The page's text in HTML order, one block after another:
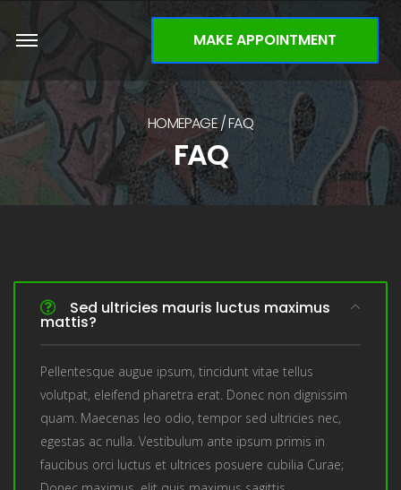
MAKE APPOINTMENT
HOMEPAGE FAQ
FAQ
Sed ultricies mauris luctus maximus
mattis?
Pellentesque augue ipsum, tincidunt vitae tellus
volutpat, eleifend pharetra erat. Donec non dignissim
quam. Maecenas leo odio, tempor sed ultricies nec,
egestas ac nulla. Vestibulum ante ipsum primis in
faucibus orci luctus et ultrices posuere cubilia Curae;